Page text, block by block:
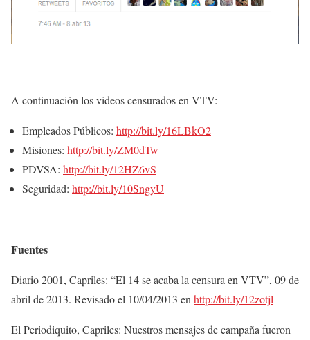
A continuación los videos censurados en VTV:
Empleados Públicos: http://bit.ly/16LBkO2
Misiones: http://bit.ly/ZM0dTw
PDVSA: http://bit.ly/12HZ6vS
Seguridad: http://bit.ly/10SngyU
Fuentes
Diario 2001, Capriles: “El 14 se acaba la censura en VTV”, 09 de
abril de 2013. Revisado el 10/04/2013 en http://bit.ly/12zotjl
El Periodiquito, Capriles: Nuestros mensajes de campaña fueron